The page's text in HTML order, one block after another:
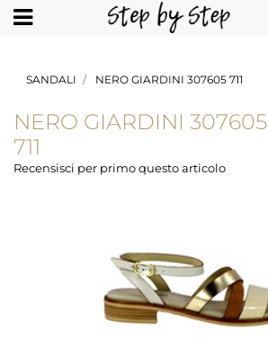
Open
SANDALI NERO GIARDINI 307605 711
NERO GIARDINI 307605
711
Recensisci per primo questo articolo